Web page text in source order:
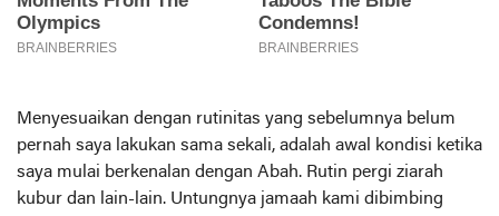
Menyesuaikan dengan rutinitas yang sebelumnya belum
pernah saya lakukan sama sekali, adalah awal kondisi ketika
saya mulai berkenalan dengan Abah. Rutin pergi ziarah
kubur dan lain-lain. Untungnya jamaah kami dibimbing